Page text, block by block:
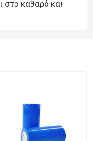
στο καθαρό και